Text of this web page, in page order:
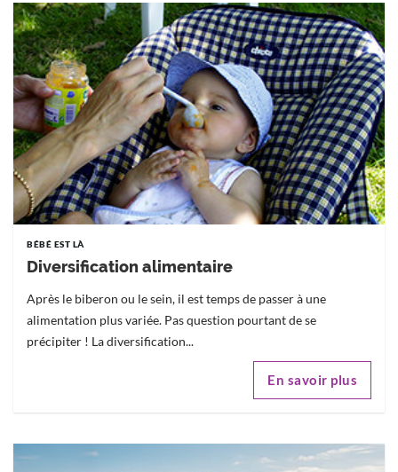
BÉBÉ EST LÀ
Diversification alimentaire
Après le biberon ou le sein, il est temps de passer à une
alimentation plus variée. Pas question pourtant de se
précipiter ! La diversification...
En savoir plus